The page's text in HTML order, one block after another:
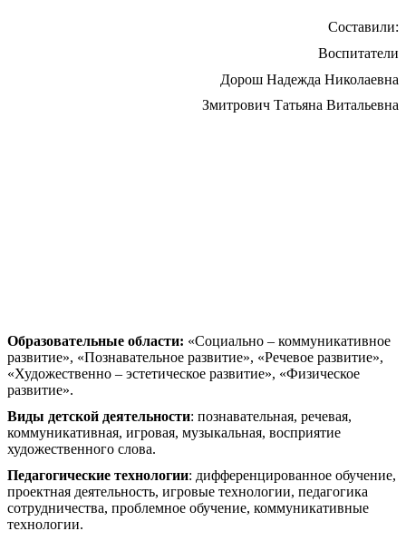
Составили:
Воспитатели
Дорош Надежда Николаевна
Змитрович Татьяна Витальевна
Образовательные области: «Социально – коммуникативное
развитие», «Познавательное развитие», «Речевое развитие»,
«Художественно – эстетическое развитие», «Физическое
развитие».
Виды детской деятельности: познавательная, речевая,
коммуникативная, игровая, музыкальная, восприятие
художественного слова.
Педагогические технологии: дифференцированное обучение,
проектная деятельность, игровые технологии, педагогика
сотрудничества, проблемное обучение, коммуникативные
технологии.